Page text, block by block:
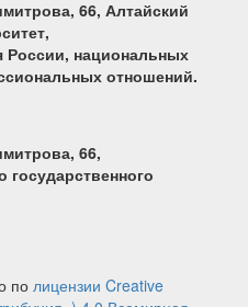
66, Алтайский
России, национальных
отношений.
66,
государственного
по лицензии Creative